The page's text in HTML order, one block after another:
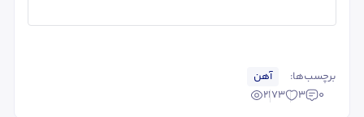
برچسب‌ها:
آهن
0
3
2173